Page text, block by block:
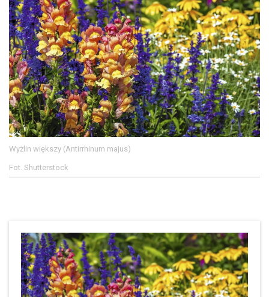
Wyżlin większy (Antirrhinum majus)
Fot. Shutterstock